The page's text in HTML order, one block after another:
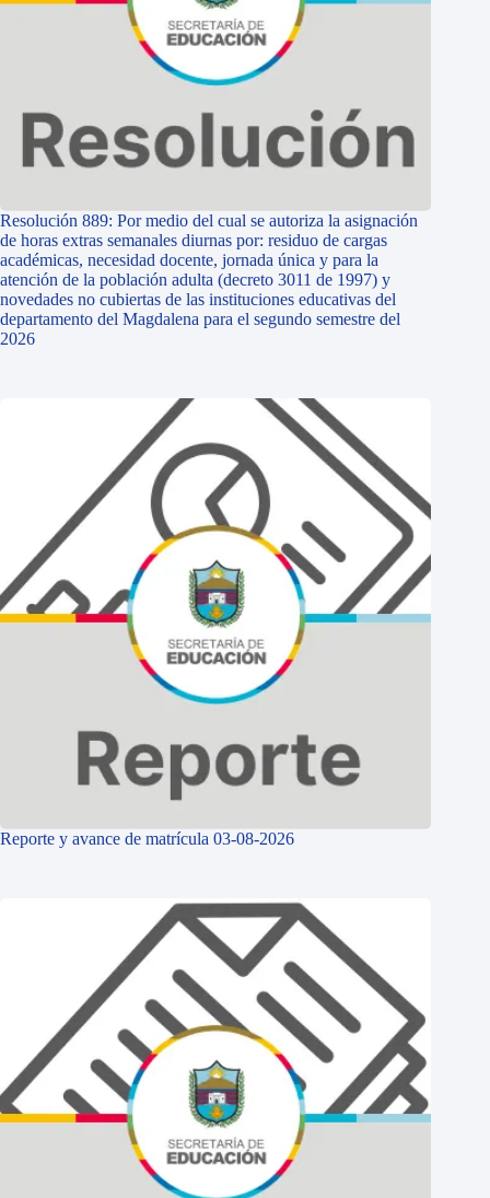
Resolución 889: Por medio del cual se autoriza la asignación
de horas extras semanales diurnas por: residuo de cargas
académicas, necesidad docente, jornada única y para la
atención de la población adulta (decreto 3011 de 1997) y
novedades no cubiertas de las instituciones educativas del
departamento del Magdalena para el segundo semestre del
2026
Reporte y avance de matrícula 03-08-2026